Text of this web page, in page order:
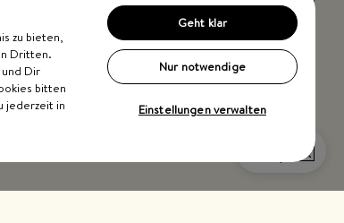
Barrierefreiheit
zu bieten,
Dritten.
Dir
bitten
jederzeit in
Geht klar
Nur notwendige
Einstellungen verwalten